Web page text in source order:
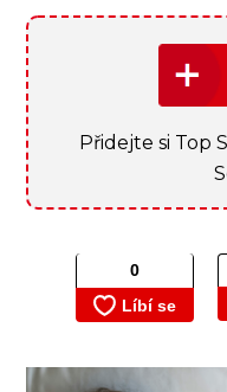
Přidejte si Top